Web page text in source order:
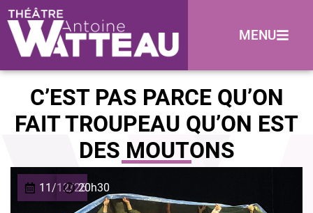
MENU
C’EST PAS PARCE QU’ON
FAIT TROUPEAU QU’ON EST
DES MOUTONS
11/12/2620h30